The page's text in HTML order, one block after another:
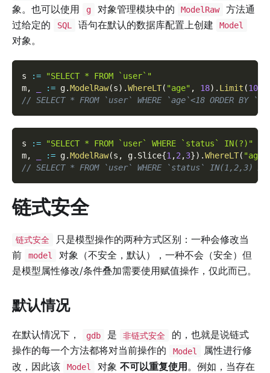
象。也可以使用
g 对象管理模块中的 ModelRaw
方法通
过给定的
SQL 语句在默认的数据库配置上创建 Model
对象。
s :=
"SELECT * FROM `user`"
m, := g.ModelRaw(s) .WhereLT( "age" , 18) . Limit (10
// SELECT * FROM `user` WHERE `age`<18 ORDER BY
s :=
"SELECT * FROM `user` WHERE `status` IN(?)"
m, := g.ModelRaw(s , g. Slice{1 ,2 ,3}) .WhereLT( "age"
// SELECT * FROM `user` WHERE `status` IN(1,2,3)
链式安全
链式安全
只是模型操作的两种方式区别：一种会修改当
前
model
对象（不安全，默认），一种不会（安全）但
是模型属性修改/条件叠加需要使用赋值操作，仅此而已。
默认情况
在默认情况下， gdb 是 非链式安全
的，也就是说链式
操作的每一个方法都将对当前操作的
Model
属性进行修
改，因此该
Model 对象 不可以重复使用。例如，当存在